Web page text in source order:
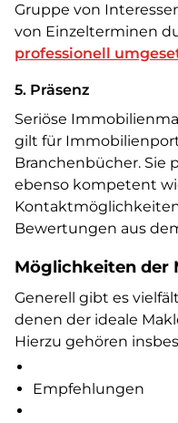
Gruppe von
von Einzelterminen
professionell
5. Präsenz
Seriöse
gilt für
Branchenbücher. Sie
ebenso kompetent
Bewertungen aus
Möglichkeiten der
Generell gibt es
denen der ideale
Hierzu gehören
Empfehlungen